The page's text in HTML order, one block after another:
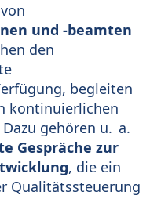
und -beamten
den
begleiten
kontinuierlichen
gehören u. a.
Gespräche zur
, die ein
Qualitätssteuerung